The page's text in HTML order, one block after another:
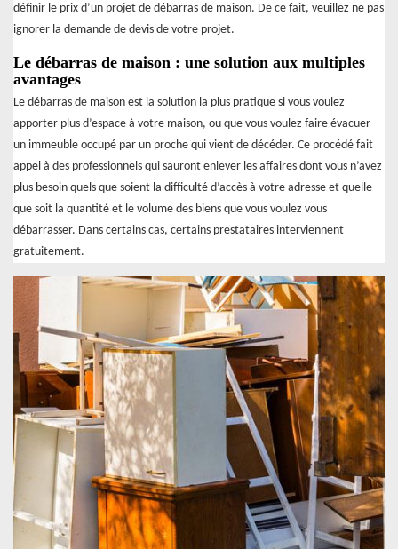
définir le prix d’un projet de débarras de maison. De ce fait, veuillez ne pas
ignorer la demande de devis de votre projet.
Le débarras de maison : une solution aux multiples
avantages
Le débarras de maison est la solution la plus pratique si vous voulez
apporter plus d’espace à votre maison, ou que vous voulez faire évacuer
un immeuble occupé par un proche qui vient de décéder. Ce procédé fait
appel à des professionnels qui sauront enlever les affaires dont vous n’avez
plus besoin quels que soient la difficulté d’accès à votre adresse et quelle
que soit la quantité et le volume des biens que vous voulez vous
débarrasser. Dans certains cas, certains prestataires interviennent
gratuitement.